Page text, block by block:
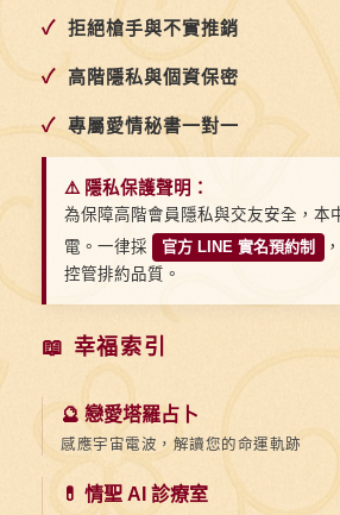
一
✓ 拒絕槍手與不實推銷
✓ 高階隱私與個資保密
✓ 專屬愛情秘書一對一
⚠️ 隱私保護聲明：
為保障高階會員隱私與交友安全，本
電。一律採
官方 LINE 實名預約制
控管排約品質。
📖 幸福索引
🔮 戀愛塔羅占卜
感應宇宙電波，解讀您的命運軌跡
💊 情聖 AI 診療室